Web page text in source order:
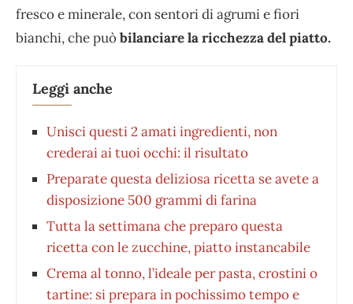
fresco e minerale, con sentori di agrumi e fiori
bianchi, che puòbilanciare la ricchezza del piatto.
Leggi anche
Unisci questi 2 amati ingredienti, non
crederai ai tuoi occhi: il risultato
Preparate questa deliziosa ricetta se avete a
disposizione 500 grammi di farina
Tutta la settimana che preparo questa
ricetta con le zucchine, piatto instancabile
Crema al tonno, l’ideale per pasta, crostini o
tartine: si prepara in pochissimo tempo e